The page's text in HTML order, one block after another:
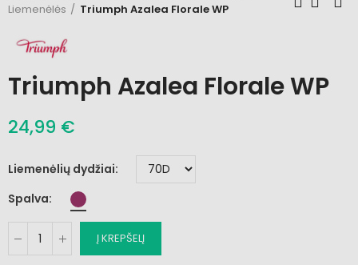
Liemenėlės
Triumph Azalea Florale WP
Triumph Azalea Florale WP
24,99 €
Liemenėlių dydžiai
Spalva
Į KREPŠELĮ